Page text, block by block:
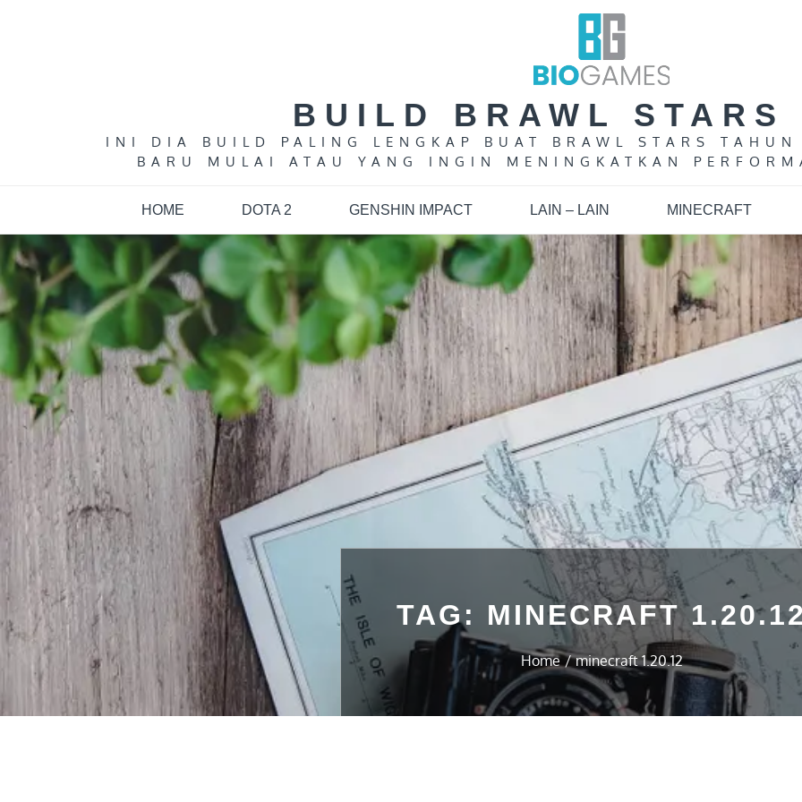
BUILD BRAWL STARS
INI DIA BUILD PALING LENGKAP BUAT BRAWL STARS
BARU MULAI ATAU YANG INGIN MENINGKATKAN
HOME DOTA 2 GENSHIN IMPACT LAIN – LAIN MINECRAFT
TAG: MINECRAFT
Home minecraft 1.20.12